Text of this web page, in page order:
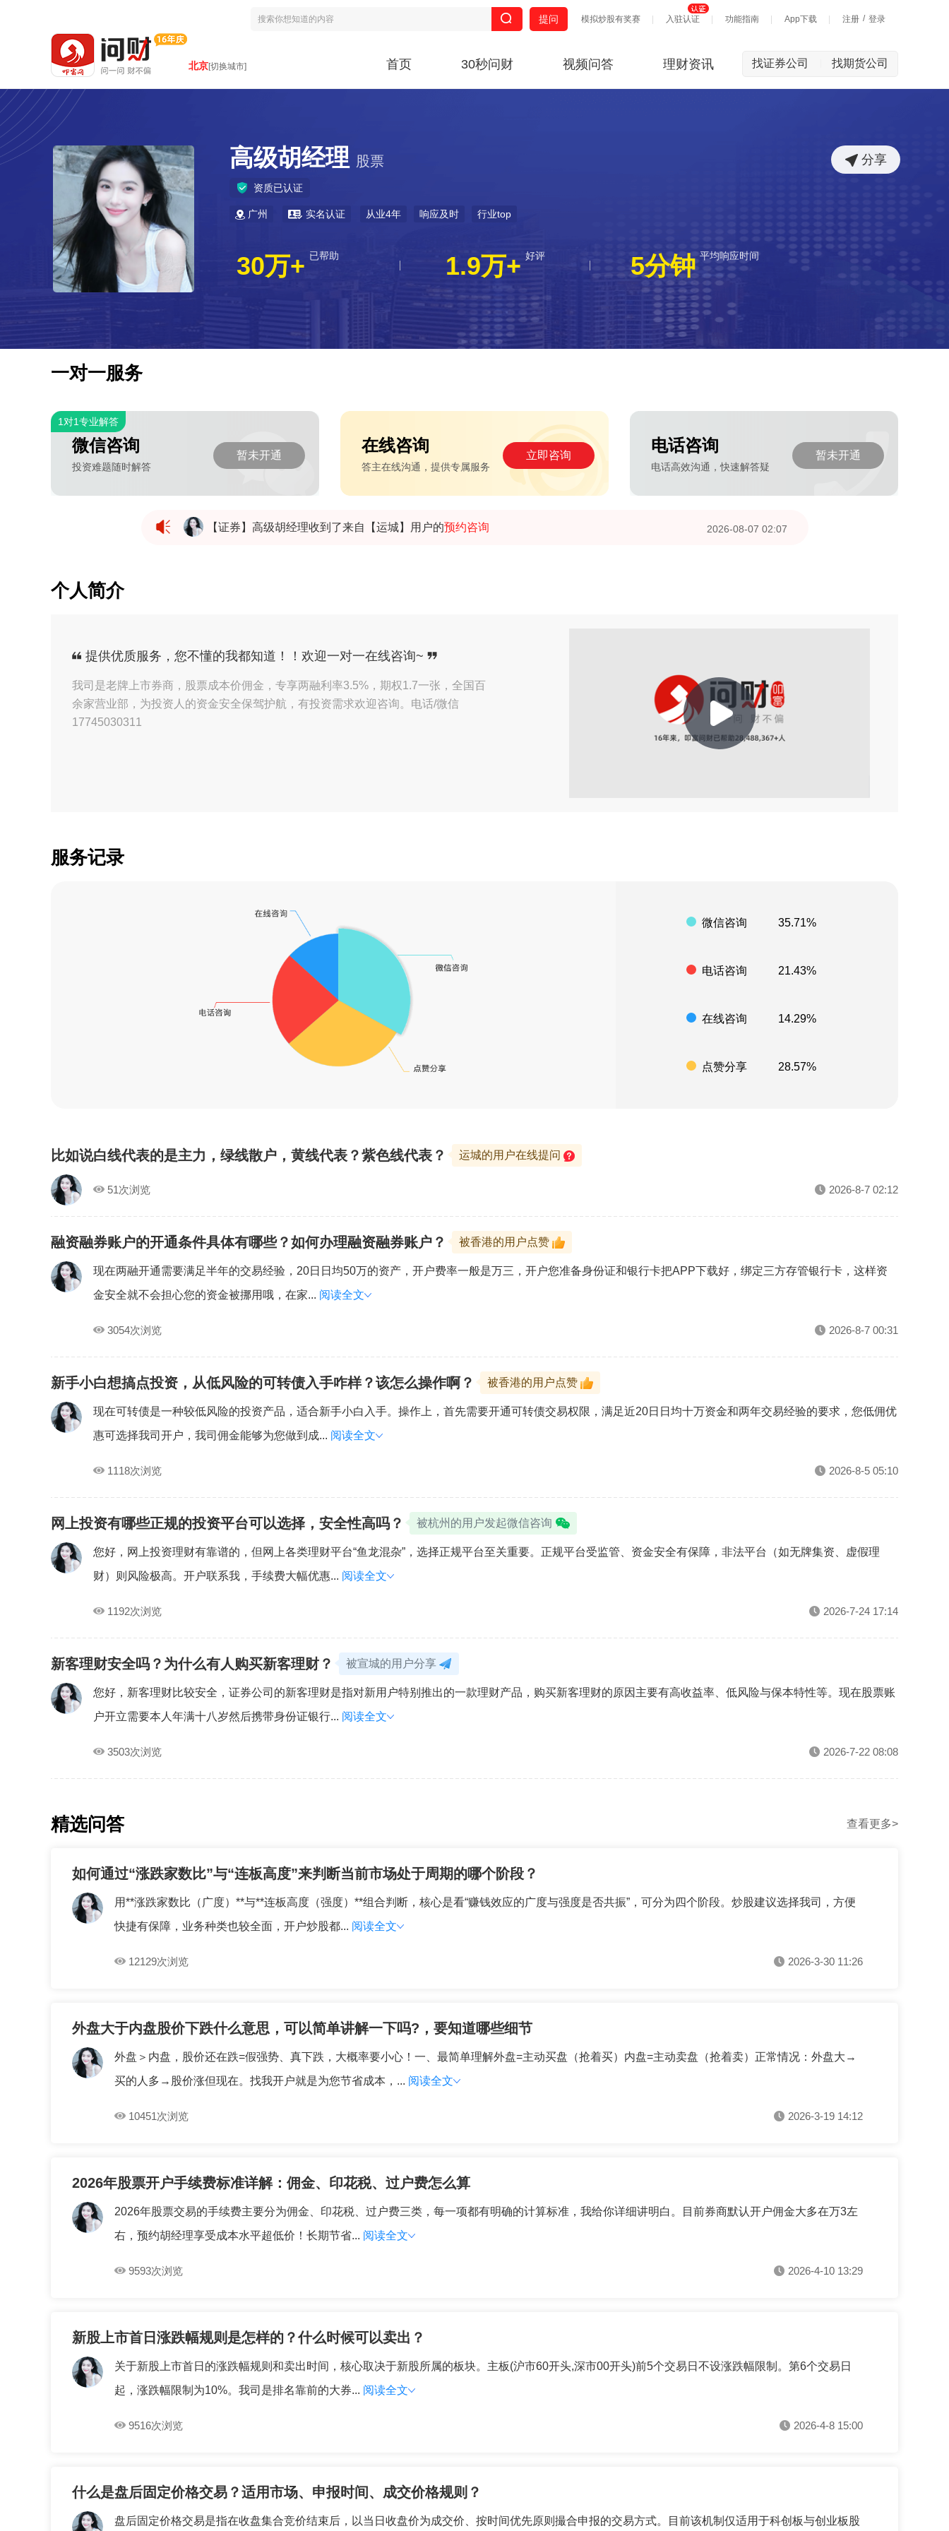
模拟炒股有奖赛 入驻认证 功能指南 App下载 注册 / 登录
提问
北京[切换城市] 首页 30秒问财 视频问答 理财资讯 找证券公司 找期货公司
高级胡经理 股票
资质已认证
广州 实名认证 从业4年 响应及时 行业top
30万+ 已帮助 1.9万+ 好评 5分钟 平均响应时间
分享
一对一服务
1对1专业解答
微信咨询
投资难题随时解答
暂未开通
在线咨询
答主在线沟通，提供专属服务
立即咨询
电话咨询
电话高效沟通，快速解答疑
暂未开通
【证券】高级胡经理收到了来自【运城】用户的预约咨询 2026-08-07 02:07
【证券】高级胡经理收到了来自【乌鲁木齐】用户的 2026-07-29 15:15
2026-07-28 18:46
【证券】高级胡经理收到了来自【运城】用户的 2026-08-07 02:12
个人简介
提供优质服务，您不懂的我都知道！！欢迎一对一在线咨询~
我司是老牌上市券商，股票成本价佣金，专享两融利率3.5%，期权1.7一张，全国百
余家营业部，为投资人的资金安全保驾护航，有投资需求欢迎咨询。电话/微信
17745030311
Play
服务记录
微信咨询 35.71%
电话咨询 21.43%
在线咨询 14.29%
点赞分享 28.57%
比如说白线代表的是主力，绿线散户，黄线代表？紫色线代表？ 运城的用户在线提问
51次浏览 2026-8-7 02:12
融资融券账户的开通条件具体有哪些？如何办理融资融券账户？ 被香港的用户点赞
现在两融开通需要满足半年的交易经验，20日日均50万的资产，开户费率一般是万三，开户您准备身份证和银行卡把APP下载好，绑定三方存管银行卡，这样资
金安全就不会担心您的资金被挪用哦，在家... 阅读全文
3054次浏览 2026-8-7 00:31
新手小白想搞点投资，从低风险的可转债入手咋样？该怎么操作啊？ 被香港的用户点赞
现在可转债是一种较低风险的投资产品，适合新手小白入手。操作上，首先需要开通可转债交易权限，满足近20日日均十万资金和两年交易经验的要求，您低佣优
惠可选择我司开户，我司佣金能够为您做到成... 阅读全文
1118次浏览 2026-8-5 05:10
网上投资有哪些正规的投资平台可以选择，安全性高吗？ 被杭州的用户发起微信咨询
您好，网上投资理财有靠谱的，但网上各类理财平台“鱼龙混杂”，选择正规平台至关重要。正规平台受监管、资金安全有保障，非法平台（如无牌集资、虚假理
财）则风险极高。开户联系我，手续费大幅优惠... 阅读全文
1192次浏览 2026-7-24 17:14
新客理财安全吗？为什么有人购买新客理财？ 被宣城的用户分享
您好，新客理财比较安全，证券公司的新客理财是指对新用户特别推出的一款理财产品，购买新客理财的原因主要有高收益率、低风险与保本特性等。现在股票账
户开立需要本人年满十八岁然后携带身份证银行... 阅读全文
3503次浏览 2026-7-22 08:08
精选问答 查看更多>
如何通过“涨跌家数比”与“连板高度”来判断当前市场处于周期的哪个阶段？
用**涨跌家数比（广度）**与**连板高度（强度）**组合判断，核心是看“赚钱效应的广度与强度是否共振”，可分为四个阶段。炒股建议选择我司，方便
快捷有保障，业务种类也较全面，开户炒股都... 阅读全文
12129次浏览 2026-3-30 11:26
外盘大于内盘股价下跌什么意思，可以简单讲解一下吗?，要知道哪些细节
外盘＞内盘，股价还在跌=假强势、真下跌，大概率要小心！一、最简单理解外盘=主动买盘（抢着买）内盘=主动卖盘（抢着卖）正常情况：外盘大→
买的人多→股价涨但现在。找我开户就是为您节省成本，... 阅读全文
10451次浏览 2026-3-19 14:12
2026年股票开户手续费标准详解：佣金、印花税、过户费怎么算
2026年股票交易的手续费主要分为佣金、印花税、过户费三类，每一项都有明确的计算标准，我给你详细讲明白。目前券商默认开户佣金大多在万3左
右，预约胡经理享受成本水平超低价！长期节省... 阅读全文
9593次浏览 2026-4-10 13:29
新股上市首日涨跌幅规则是怎样的？什么时候可以卖出？
关于新股上市首日的涨跌幅规则和卖出时间，核心取决于新股所属的板块。主板(沪市60开头,深市00开头)前5个交易日不设涨跌幅限制。第6个交易日
起，涨跌幅限制为10%。我司是排名靠前的大券... 阅读全文
9516次浏览 2026-4-8 15:00
什么是盘后固定价格交易？适用市场、申报时间、成交价格规则？
盘后固定价格交易是指在收盘集合竞价结束后，以当日收盘价为成交价、按时间优先原则撮合申报的交易方式。目前该机制仅适用于科创板与创业板股